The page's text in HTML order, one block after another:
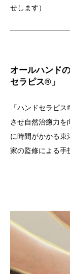
せします）
オールハンド
セラピス®」
「ハンドセラピ
させ自然治癒力を
に時間がかかる東
家の監修による手